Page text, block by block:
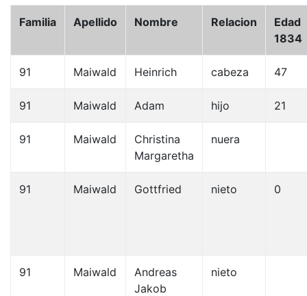
Familia Apellido Nombre Relacion
Edad
1834
91 Maiwald Heinrich cabeza 47
91 Maiwald Adam hijo 21
91 Maiwald
Christina
Margaretha
nuera
91 Maiwald Gottfried nieto 0
91 Maiwald
Andreas
Jakob
nieto